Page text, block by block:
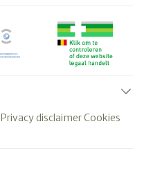
Privacy disclaimerCookies